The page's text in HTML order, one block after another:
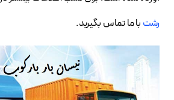
رشت با ما تماس بگیرید.